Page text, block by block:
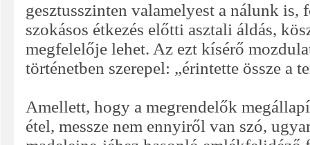
gesztusszinten valamelyest a nálunk is,
szokásos étkezés előtti asztali áldás,
megfelelője lehet. Az ezt kísérő
történetben szerepel: „érintette össze a
Amellett, hogy a megrendelők
étel, messze nem ennyiről van szó,